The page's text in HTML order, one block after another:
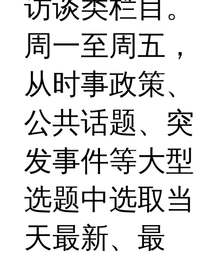
访谈类栏目。
周一至周五，
从时事政策、
公共话题、突
发事件等大型
选题中选取当
天最新、最